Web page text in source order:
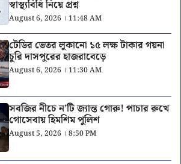
স্বাস্থ্যবিধি নিয়ে প্রশ্ন
August 6, 2026 । 11:48 AM
টেডির ভেতর লুকানো ১৫ লক্ষ টাকার গয়না
চুরি দাসপুরের হাজরাবেড়ে
August 6, 2026 । 11:30 AM
সবজির নীচে ন’টি জ্যান্ত গোরু! পাচার রুখে
গোসেবায় হিমশিম পুলিশ
August 5, 2026 । 8:50 PM